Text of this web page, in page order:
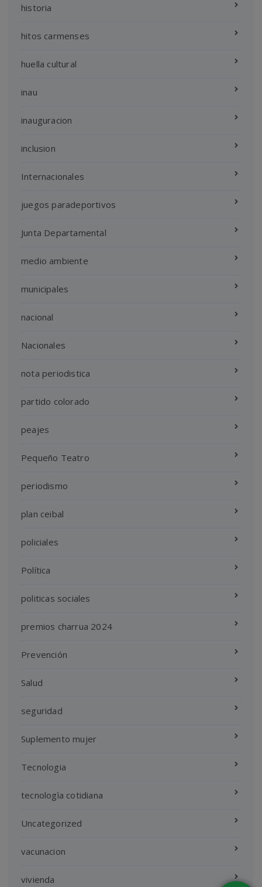
historia
hitos carmenses
huella cultural
inau
inauguracion
inclusion
Internacionales
juegos paradeportivos
Junta Departamental
medio ambiente
municipales
nacional
Nacionales
nota periodistica
partido colorado
peajes
Pequeño Teatro
periodismo
plan ceibal
policiales
Política
politicas sociales
premios charrua 2024
Prevención
Salud
seguridad
Suplemento mujer
Tecnologia
tecnologìa cotidiana
Uncategorized
vacunacion
vivienda